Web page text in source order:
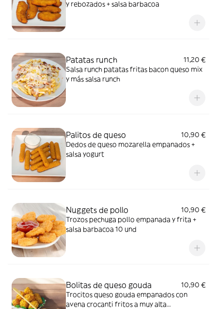
y rebozados + salsa barbacoa
Patatas runch
11,20 €
Salsa runch patatas fritas bacon queso mix
y más salsa runch
Palitos de queso
10,90 €
Dedos de queso mozarella empanados +
salsa yogurt
Nuggets de pollo
10,90 €
Trozos pechuga pollo empanada y frita +
salsa barbacoa 10 und
Bolitas de queso gouda
10,90 €
Trocitos queso gouda empanados con
avena crocanti fritos a muy alta